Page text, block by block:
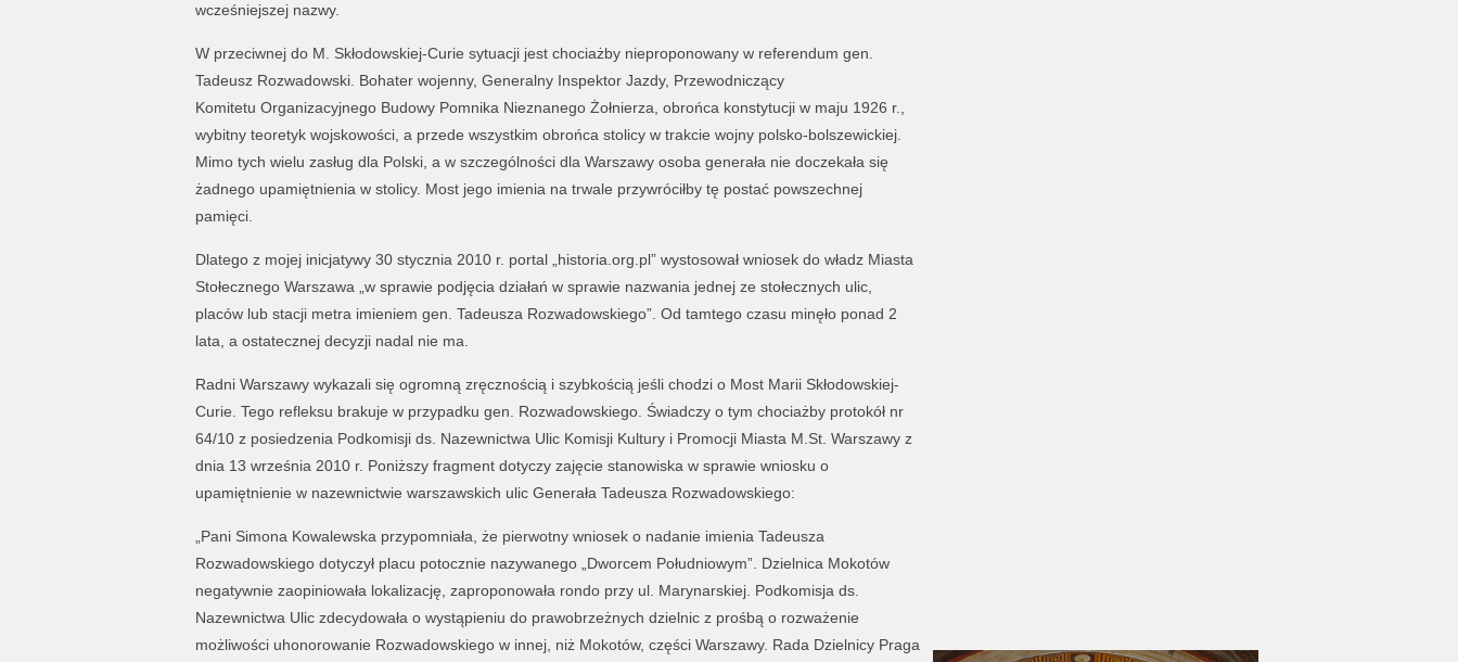
wcześniejszej nazwy.
W przeciwnej do M. Skłodowskiej-Curie sytuacji jest chociażby nieproponowany w referendum gen.
Tadeusz Rozwadowski. Bohater wojenny, Generalny Inspektor Jazdy, Przewodniczący
Komitetu Organizacyjnego Budowy Pomnika Nieznanego Żołnierza, obrońca konstytucji w maju 1926 r.,
wybitny teoretyk wojskowości, a przede wszystkim obrońca stolicy w trakcie wojny polsko-bolszewickiej.
Mimo tych wielu zasług dla Polski, a w szczególności dla Warszawy osoba generała nie doczekała się
żadnego upamiętnienia w stolicy. Most jego imienia na trwale przywróciłby tę postać powszechnej
pamięci.
Dlatego z mojej inicjatywy 30 stycznia 2010 r. portal „historia.org.pl” wystosował wniosek do władz Miasta
Stołecznego Warszawa „w sprawie podjęcia działań w sprawie nazwania jednej ze stołecznych ulic,
placów lub stacji metra imieniem gen. Tadeusza Rozwadowskiego”. Od tamtego czasu minęło ponad 2
lata, a ostatecznej decyzji nadal nie ma.
Radni Warszawy wykazali się ogromną zręcznością i szybkością jeśli chodzi o Most Marii Skłodowskiej-
Curie. Tego refleksu brakuje w przypadku gen. Rozwadowskiego. Świadczy o tym chociażby protokół nr
64/10 z posiedzenia Podkomisji ds. Nazewnictwa Ulic Komisji Kultury i Promocji Miasta M.St. Warszawy z
dnia 13 września 2010 r. Poniższy fragment dotyczy zajęcie stanowiska w sprawie wniosku o
upamiętnienie w nazewnictwie warszawskich ulic Generała Tadeusza Rozwadowskiego:
„Pani Simona Kowalewska przypomniała, że pierwotny wniosek o nadanie imienia Tadeusza
Rozwadowskiego dotyczył placu potocznie nazywanego „Dworcem Południowym”. Dzielnica Mokotów
negatywnie zaopiniowała lokalizację, zaproponowała rondo przy ul. Marynarskiej. Podkomisja ds.
Nazewnictwa Ulic zdecydowała o wystąpieniu do prawobrzeżnych dzielnic z prośbą o rozważenie
możliwości uhonorowanie Rozwadowskiego w innej, niż Mokotów, części Warszawy. Rada Dzielnicy Praga